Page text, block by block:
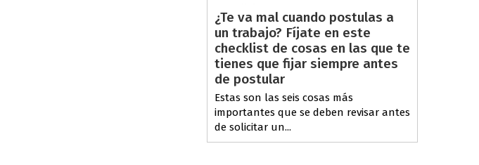
¿Te va mal cuando postulas a
un trabajo? Fíjate en este
checklist de cosas en las que te
tienes que fijar siempre antes
de postular
Estas son las seis cosas más
importantes que se deben revisar antes
de solicitar un...